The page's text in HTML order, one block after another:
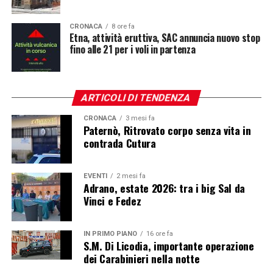
CRONACA 8 ore fa
Etna, attività eruttiva, SAC annuncia nuovo stop
fino alle 21 per i voli in partenza
ARTICOLI DI TENDENZA
CRONACA 3 mesi fa
Paternò, Ritrovato corpo senza vita in
contrada Cutura
EVENTI 2 mesi fa
Adrano, estate 2026: tra i big Sal da
Vinci e Fedez
IN PRIMO PIANO 16 ore fa
S.M. Di Licodia, importante operazione
dei Carabinieri nella notte